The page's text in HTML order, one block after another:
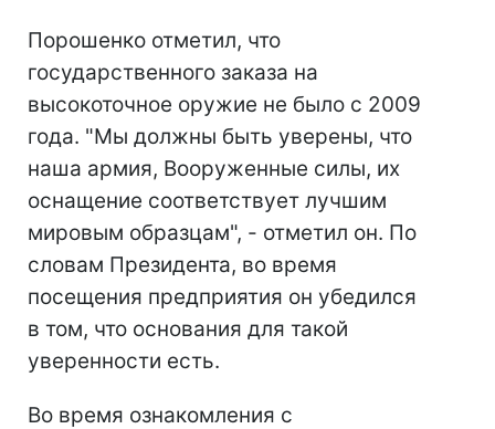
Порошенко отметил, что
государственного заказа на
высокоточное оружие не было с 2009
года. "Мы должны быть уверены, что
наша армия, Вооруженные силы, их
оснащение соответствует лучшим
мировым образцам", - отметил он. По
словам Президента, во время
посещения предприятия он убедился
в том, что основания для такой
уверенности есть.
Во время ознакомления с